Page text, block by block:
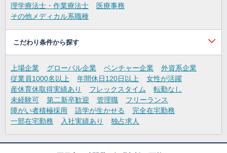
理学療法士・作業療法士
医療事務
その他メディカル系職種
こだわり条件から探す
上場企業 グローバル企業 ベンチャー企業
外資系企業
従業員1000名以上
年間休日120日以上
女性が活躍
産休育休取得実績あり
フレックスタイム
転勤なし
未経験可
第二新卒歓迎 管理職
フリーランス
障がい者積極採用
語学が生かせる
完全在宅勤務
一部在宅勤務
入社実績あり 独占求人